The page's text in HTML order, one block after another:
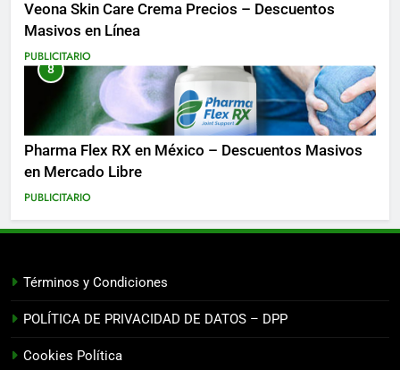
Veona Skin Care Crema Precios – Descuentos
Masivos en Línea
PUBLICITARIO
8
Pharma Flex RX en México – Descuentos Masivos
en Mercado Libre
PUBLICITARIO
Términos y Condiciones
POLÍTICA DE PRIVACIDAD DE DATOS – DPP
Cookies Política